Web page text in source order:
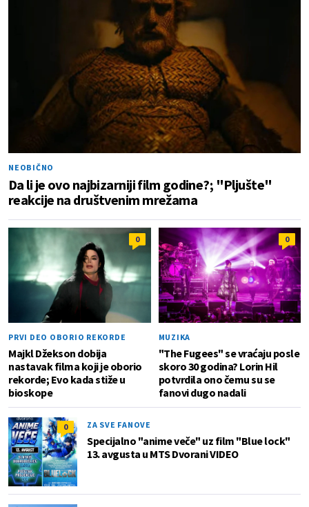
NEOBIČNO
Da li je ovo najbizarniji film godine?; "Pljušte"
reakcije na društvenim mrežama
0
PRVI DEO OBORIO REKORDE
Majkl Džekson dobija
nastavak filma koji je oborio
rekorde; Evo kada stiže u
bioskope
0
MUZIKA
"The Fugees" se vraćaju posle
skoro 30 godina? Lorin Hil
potvrdila ono čemu su se
fanovi dugo nadali
0 ZA SVE FANOVE
Specijalno "anime veče" uz film "Blue lock"
13. avgusta u MTS Dvorani VIDEO